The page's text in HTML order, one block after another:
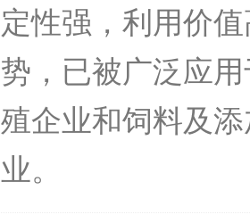
定性强，利用价
势，已被广泛应
殖企业和饲料及
业。